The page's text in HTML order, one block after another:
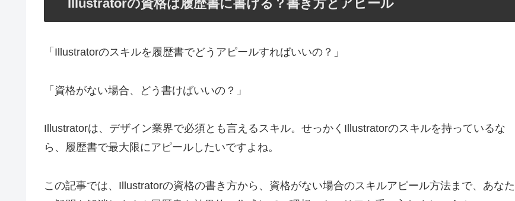
Illustratorの資格は履歴書に書ける？書き方とアピール
「Illustratorのスキルを履歴書でどうアピールすればいいの？」
「資格がない場合、どう書けばいいの？」
Illustratorは、デザイン業界で必須とも言えるスキル。せっかくIllustratorのスキルを持っているな
ら、履歴書で最大限にアピールしたいですよね。
この記事では、Illustratorの資格の書き方から、資格がない場合のスキルアピール方法まで、あなた